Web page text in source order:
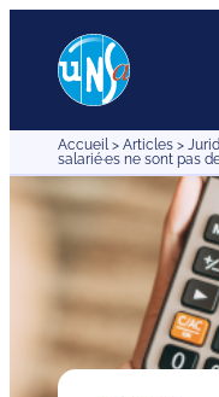
contenu
Accueil> Articles >
salarié·es ne sont pas